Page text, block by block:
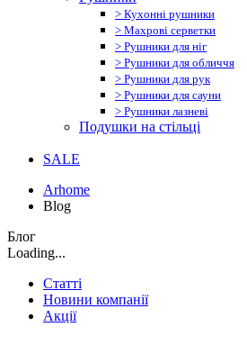
> Кухонні рушники
> Махрові серветки
> Рушники для ніг
> Рушники для обличчя
> Рушники для рук
> Рушники для сауни
> Рушники лазневі
Подушки на стільці
SALE
Arhome
Blog
Блог
Loading...
Статті
Новини компанії
Акції